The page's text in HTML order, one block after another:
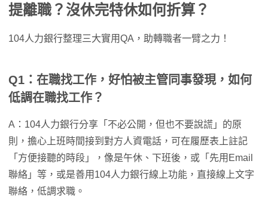
提離職？沒休完特休如何折算？
104人力銀行整理三大實用QA，助轉職者一臂之力！
Q1：在職找工作，好怕被主管同事發現，如何
低調在職找工作？
A：104人力銀行分享「不必公開，但也不要說謊」的原
則，擔心上班時間接到對方人資電話，可在履歷表上註記
「方便接聽的時段」，像是午休、下班後，或「先用Email
聯絡」等，或是善用104人力銀行線上功能，直接線上文字
聯絡，低調求職。